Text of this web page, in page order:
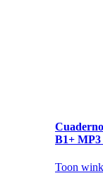
B1+ MP3
Toon